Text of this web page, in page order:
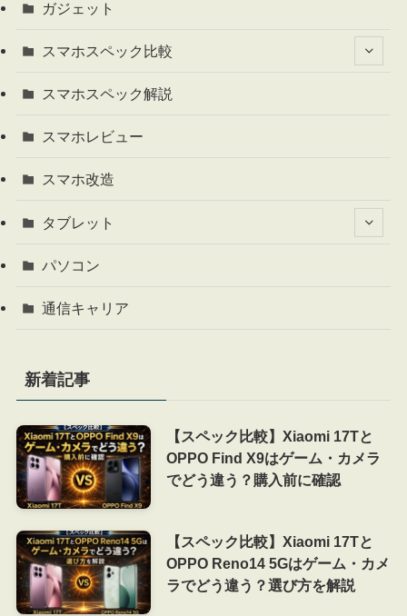
ガジェット
スマホスペック比較
スマホスペック解説
スマホレビュー
スマホ改造
タブレット
パソコン
通信キャリア
新着記事
【スペック比較】Xiaomi 17Tと
OPPO Find X9はゲーム・カメラ
でどう違う？購入前に確認
【スペック比較】Xiaomi 17Tと
OPPO Reno14 5Gはゲーム・カメ
ラでどう違う？選び方を解説